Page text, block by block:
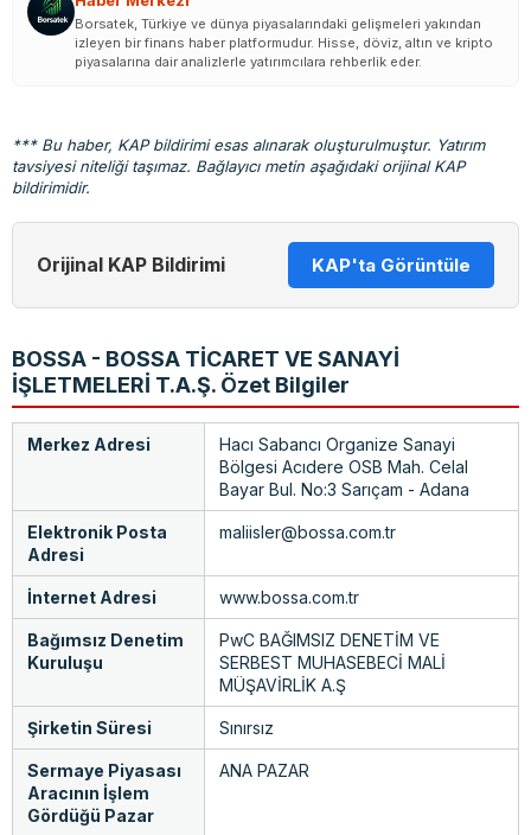
Borsatek, Türkiye ve dünya piyasalarındaki gelişmeleri yakından
izleyen bir finans haber platformudur. Hisse, döviz, altın ve kripto
piyasalarına dair analizlerle yatırımcılara rehberlik eder.
*** Bu haber, KAP bildirimi esas alınarak oluşturulmuştur. Yatırım
tavsiyesi niteliği taşımaz. Bağlayıcı metin aşağıdaki orijinal KAP
bildirimidir.
Orijinal KAP Bildirimi KAP'ta Görüntüle
BOSSA - BOSSA TİCARET VE SANAYİ
İŞLETMELERİ T.A.Ş. Özet Bilgiler
Merkez Adresi
Hacı Sabancı Organize Sanayi
Bölgesi Acıdere OSB Mah. Celal
Bayar Bul. No:3 Sarıçam - Adana
Elektronik Posta
Adresi
maliisler@bossa.com.tr
İnternet Adresi www.bossa.com.tr
Bağımsız Denetim
Kuruluşu
PwC BAĞIMSIZ DENETİM VE
SERBEST MUHASEBECİ MALİ
MÜŞAVİRLİK A.Ş
Şirketin Süresi Sınırsız
Sermaye Piyasası
Aracının İşlem
Gördüğü Pazar
ANA PAZAR